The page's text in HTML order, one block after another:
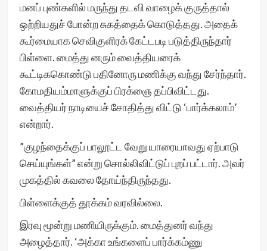
மனப் புண்களில் மருந்து தடவி வாழைக் குருத்தால்
ஒற்றியதுச் போன்ற சுகத்தைக் கொடுத்தது. அதைக்
கூர்மையாக செவிகுளிரக் கேட்டபடி படுத்திருந்தார்
பிள்ளை. மைத்து னரும் வைத்தியரைக்
கூட்டிககொண்டு பதினோரு மணிக்கு வந்து சேர்ந்தார்.
கோமதியம்மாளுக்குப் பிரக்ஞை தப்பிவிட்டது.
வைத்தியர் நாடியைச் சோதித்து விட்டு ‘பார்க்கலாம்’
என்றார்.
”குழந்தைக்குப் பாலூட்ட வேறு யாரையாவது ஏற்பாடு
செய்யுங்கள்” என்று சொல்லிவிட்டுப் புறப் பட்டார். அவர்
முகத்தில் கவலை தோய்ந்திருந்தது.
பிள்ளைக்குத் தூக்கம் வரவில்லை.
இரவு மூன்று மணியிருக்கும். மைத்துனர் வந்து
அழைத்தார். ‘அக்கா உங்களைப் பார்க்கம்ணு